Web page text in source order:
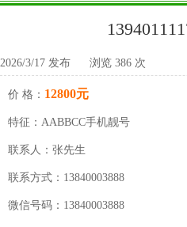
2026/3/17 发布 浏览 386 次
价 格： 12800元
特征： AABBCC手机靓号
联系人： 张先生
联系方式： 13840003888
微信号码： 13840003888